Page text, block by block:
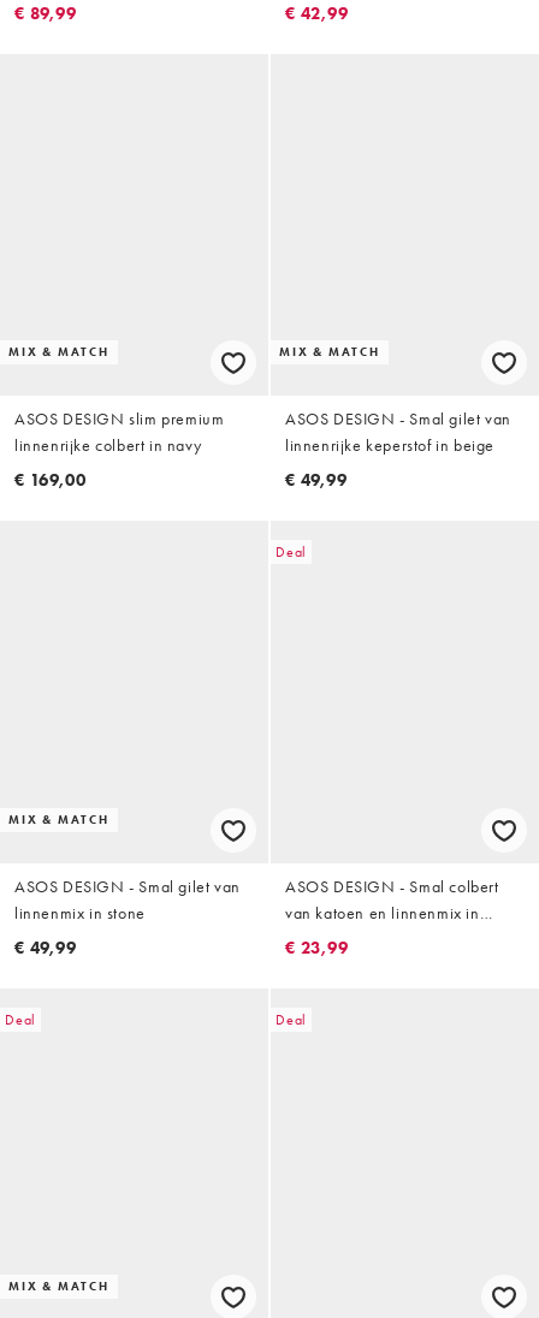
€ 89,99
€ 42,99
MIX & MATCH
ASOS DESIGN slim premium
linnenrijke colbert in navy
€ 169,00
MIX & MATCH
ASOS DESIGN - Smal gilet van
linnenrijke keperstof in beige
€ 49,99
MIX & MATCH
ASOS DESIGN - Smal gilet van
linnenmix in stone
€ 49,99
Deal
ASOS DESIGN - Smal colbert
van katoen en linnenmix in
marineblauw
€ 23,99
Deal
MIX & MATCH
Deal